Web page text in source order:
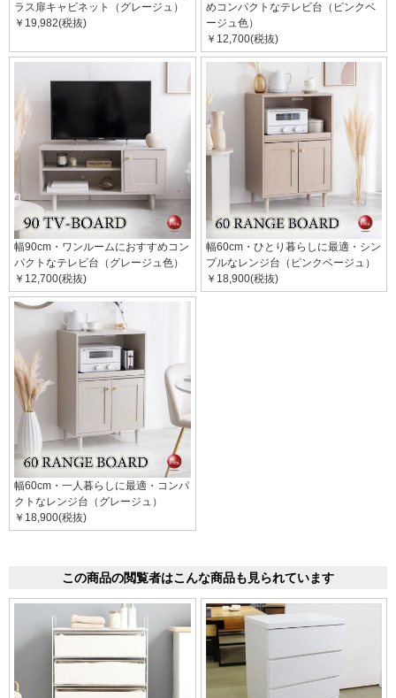
ラス扉キャビネット（グレージュ）
￥19,982(税抜)
めコンパクトなテレビ台（ピンクベ
ージュ色）
￥12,700(税抜)
幅90cm・ワンルームにおすすめコン
パクトなテレビ台（グレージュ色）
￥12,700(税抜)
幅60cm・ひとり暮らしに最適・シン
プルなレンジ台（ピンクベージュ）
￥18,900(税抜)
幅60cm・一人暮らしに最適・コンパ
クトなレンジ台（グレージュ）
￥18,900(税抜)
この商品の閲覧者はこんな商品も見られています